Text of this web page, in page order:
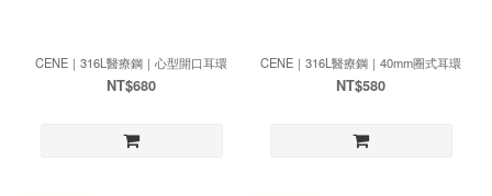
CENE｜316L醫療鋼｜心型開口耳環
NT$680
CENE｜316L醫療鋼｜40mm圈式耳環
NT$580